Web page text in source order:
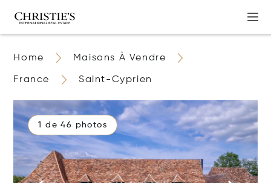
Home Maisons À Vendre
France Saint-Cyprien
1 de 46 photos